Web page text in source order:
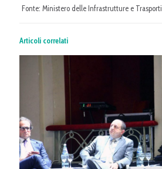
Fonte: Ministero delle Infrastrutture e Trasporti
Articoli correlati